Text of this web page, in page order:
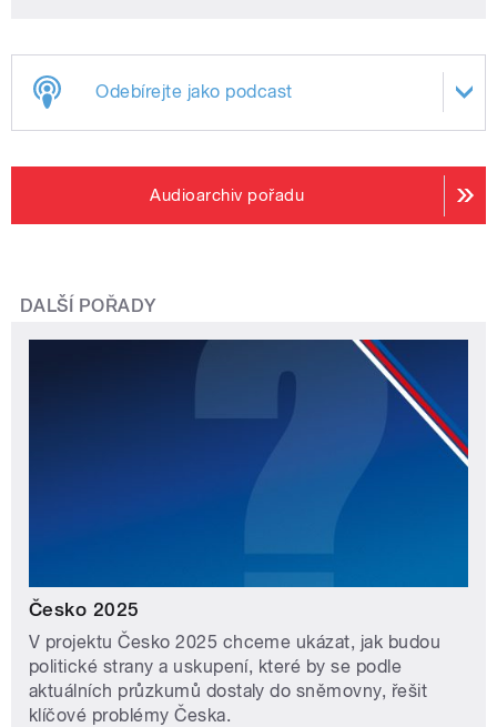
Odebírejte jako podcast
Audioarchiv pořadu
DALŠÍ POŘADY
Česko 2025
V projektu Česko 2025 chceme ukázat, jak budou
politické strany a uskupení, které by se podle
aktuálních průzkumů dostaly do sněmovny, řešit
klíčové problémy Česka.